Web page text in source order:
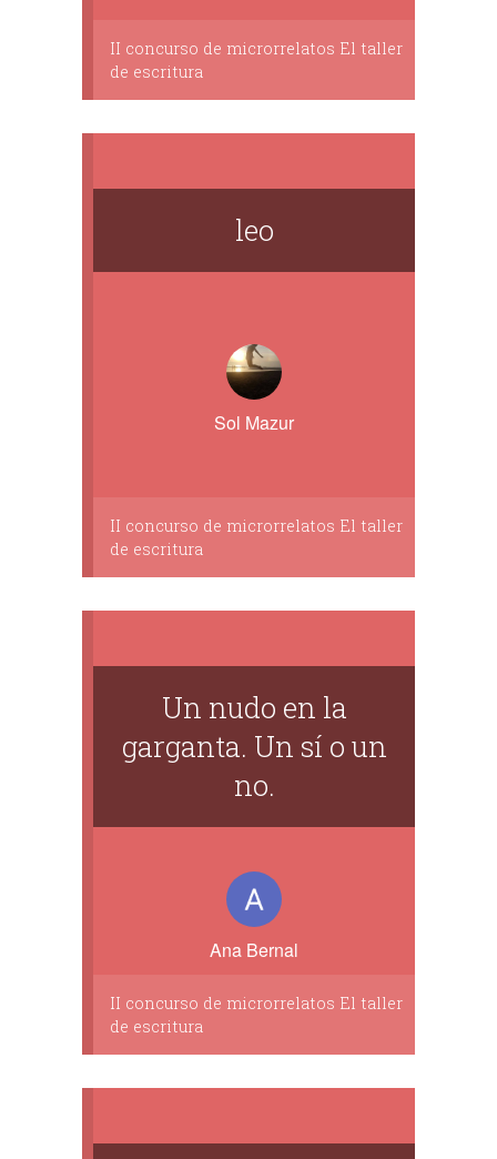
II concurso de microrrelatos El taller
de escritura
leo
Sol Mazur
II concurso de microrrelatos El taller
de escritura
Un nudo en la
garganta. Un sí o un
no.
Ana Bernal
II concurso de microrrelatos El taller
de escritura